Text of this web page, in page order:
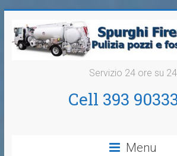
Servizio 24 ore su 24
Cell 393
Menu